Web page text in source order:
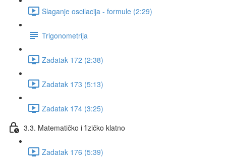
Slaganje oscilacija - formule (2:29)
Trigonometrija
Zadatak 172 (2:38)
Zadatak 173 (5:13)
Zadatak 174 (3:25)
3.3. Matematičko i fizičko klatno
Zadatak 176 (5:39)